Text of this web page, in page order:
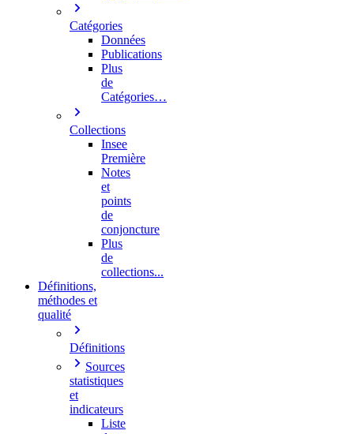
Catégories
Données
Publications
Plus
de
Catégories…
Collections
Insee
Première
Notes
et
points
de
conjoncture
Plus
de
collections...
Définitions,
méthodes et
qualité
Définitions
Sources
statistiques
et
indicateurs
Liste